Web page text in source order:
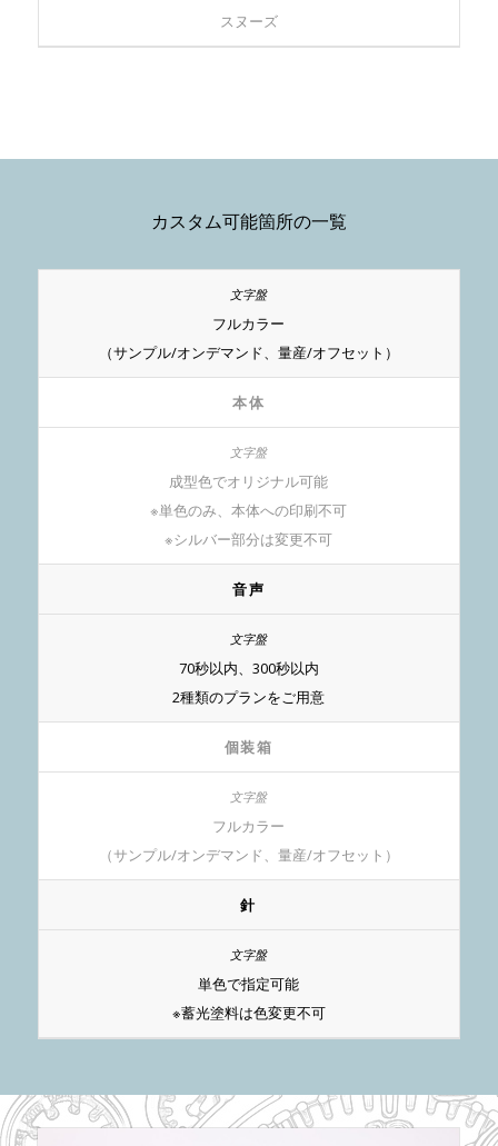
スヌーズ
カスタム可能箇所の一覧
フルカラー
（サンプル/オンデマンド、量産/オフセット）
本体
成型色でオリジナル可能
※単色のみ、本体への印刷不可
※シルバー部分は変更不可
音声
70秒以内、300秒以内
2種類のプランをご用意
個装箱
フルカラー
（サンプル/オンデマンド、量産/オフセット）
針
単色で指定可能
※蓄光塗料は色変更不可